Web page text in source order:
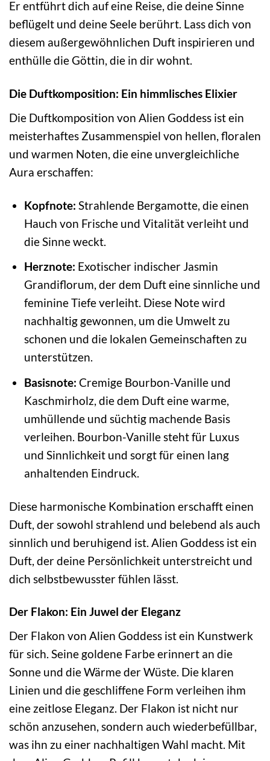
Er entführt dich auf eine Reise, die deine Sinne
beflügelt und deine Seele berührt. Lass dich von
diesem außergewöhnlichen Duft inspirieren und
enthülle die Göttin, die in dir wohnt.
Die Duftkomposition: Ein himmlisches Elixier
Die Duftkomposition von Alien Goddess ist ein
meisterhaftes Zusammenspiel von hellen, floralen
und warmen Noten, die eine unvergleichliche
Aura erschaffen:
Kopfnote: Strahlende Bergamotte, die einen
Hauch von Frische und Vitalität verleiht und
die Sinne weckt.
Herznote: Exotischer indischer Jasmin
Grandiflorum, der dem Duft eine sinnliche und
feminine Tiefe verleiht. Diese Note wird
nachhaltig gewonnen, um die Umwelt zu
schonen und die lokalen Gemeinschaften zu
unterstützen.
Basisnote: Cremige Bourbon-Vanille und
Kaschmirholz, die dem Duft eine warme,
umhüllende und süchtig machende Basis
verleihen. Bourbon-Vanille steht für Luxus
und Sinnlichkeit und sorgt für einen lang
anhaltenden Eindruck.
Diese harmonische Kombination erschafft einen
Duft, der sowohl strahlend und belebend als auch
sinnlich und beruhigend ist. Alien Goddess ist ein
Duft, der deine Persönlichkeit unterstreicht und
dich selbstbewusster fühlen lässt.
Der Flakon: Ein Juwel der Eleganz
Der Flakon von Alien Goddess ist ein Kunstwerk
für sich. Seine goldene Farbe erinnert an die
Sonne und die Wärme der Wüste. Die klaren
Linien und die geschliffene Form verleihen ihm
eine zeitlose Eleganz. Der Flakon ist nicht nur
schön anzusehen, sondern auch wiederbefüllbar,
was ihn zu einer nachhaltigen Wahl macht. Mit